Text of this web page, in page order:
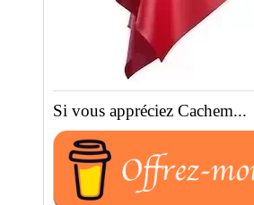
Si vous appréciez Cachem...